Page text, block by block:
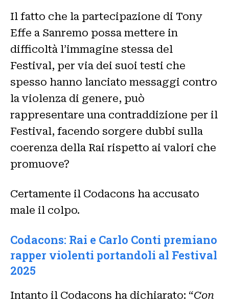
Il fatto che la partecipazione di Tony
Effe a Sanremo possa mettere in
difficoltà l’immagine stessa del
Festival, per via dei suoi testi che
spesso hanno lanciato messaggi contro
la violenza di genere, può
rappresentare una contraddizione per il
Festival, facendo sorgere dubbi sulla
coerenza della Rai rispetto ai valori che
promuove?
Certamente il Codacons ha accusato
male il colpo.
Codacons: Rai e Carlo Conti premiano
rapper violenti portandoli al Festival
2025
Intanto il Codacons ha dichiarato: “Con